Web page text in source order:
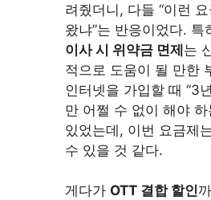
려줬더니, 다들 “이런
왔냐”는 반응이었다. 특
이사 시 위약금 면제는
적으로 도움이 될 만한
인터넷을 가입할 때 “3
만 어쩔 수 없이 해야
있었는데, 이번 요금제
수 있을 것 같다.
게다가 OTT 결합 할인